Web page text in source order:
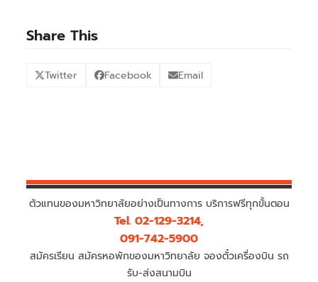
Share This
Twitter Facebook Email
ตัวแทนของมหาวิทยาลัยอย่างเป็นทางการ บริการฟรีทุกขั้นตอน
Tel. 02-129-3214,
091-742-5900
สมัครเรียน สมัครหอพักของมหาวิทยาลัย จองตั๋วเครื่องบิน รถ
รับ-ส่งสนามบิน